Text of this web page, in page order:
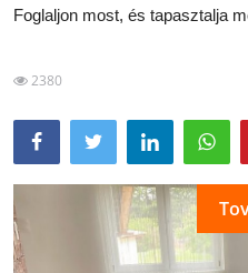
Blog
Foglaljon most, és tapasztalja
2380